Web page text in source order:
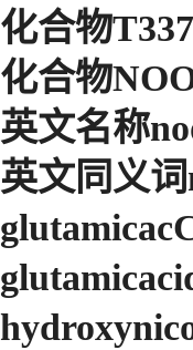
化合物
化合物
英文名称
英文同义